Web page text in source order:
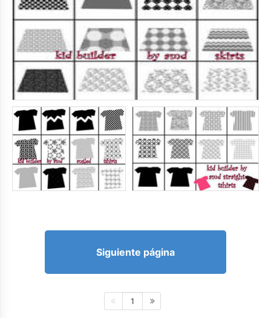
Siguiente página
1